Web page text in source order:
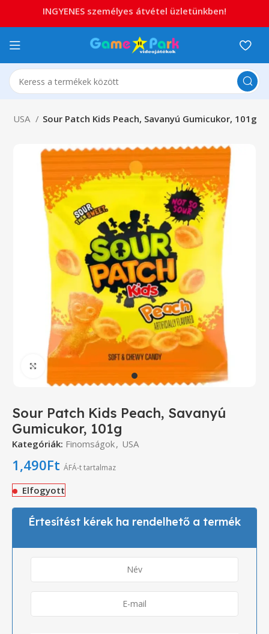
USA Sour Patch Kids Peach, Savanyú Gumicukor, 101g
Sour Patch Kids Peach, Savanyú
Gumicukor, 101g
Kategóriák: Finomságok, USA
1,490Ft ÁFÁ-t tartalmaz
Elfogyott
Értesítést kérek ha rendelhető a termék
INGYENES személyes átvétel üzletünkben!